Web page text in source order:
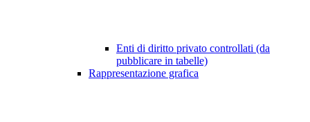
Enti di diritto privato controllati (da
pubblicare in tabelle)
Rappresentazione grafica